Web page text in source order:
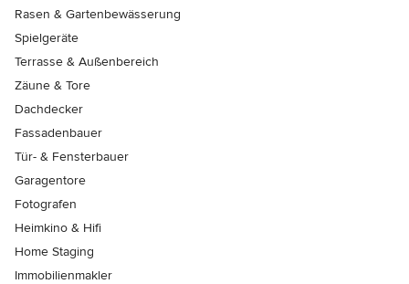
Rasen & Gartenbewässerung
Spielgeräte
Terrasse & Außenbereich
Zäune & Tore
Dachdecker
Fassadenbauer
Tür- & Fensterbauer
Garagentore
Fotografen
Heimkino & Hifi
Home Staging
Immobilienmakler